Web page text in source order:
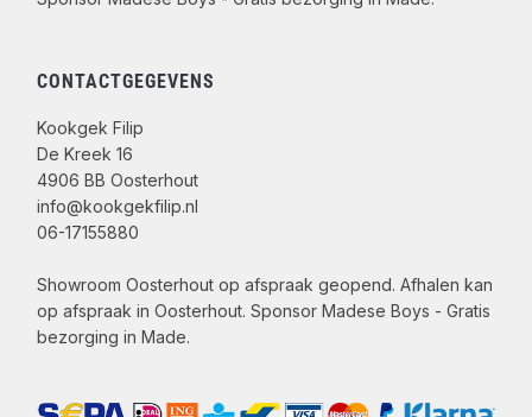
CONTACTGEGEVENS
Kookgek Filip
De Kreek 16
4906 BB Oosterhout
info@kookgekfilip.nl
06-17155880
Showroom Oosterhout op afspraak geopend. Afhalen kan
op afspraak in Oosterhout. Sponsor Madese Boys - Gratis
bezorging in Made.